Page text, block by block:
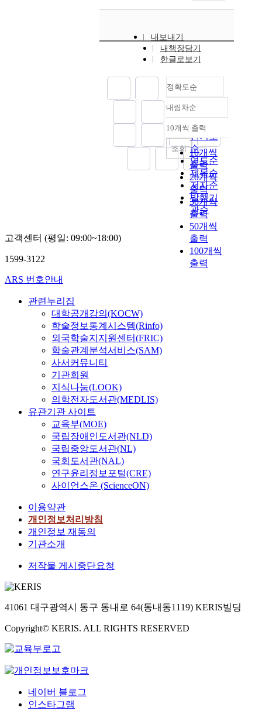
내보내기
내책장담기
한글로보기
정확도순
정확도
순
인기도
순
연도순
제목순
저자순
발행기
관순
내림차순
내림차순
10개씩 출력
10개씩
출력
20개씩
출력
30개씩
출력
50개씩
출력
100개씩
출력
조회
고객센터 (평일: 09:00~18:00)
1599-3122
ARS 번호안내
관련누리집
대학공개강의(KOCW)
학술정보통계시스템(Rinfo)
외국학술지지원센터(FRIC)
학술관계분석서비스(SAM)
사서커뮤니티
기관회원
지식나눔(LOOK)
의학전자도서관(MEDLIS)
유관기관 사이트
교육부(MOE)
국립장애인도서관(NLD)
국립중앙도서관(NL)
국회도서관(NAL)
연구윤리정보포털(CRE)
사이언스온 (ScienceON)
이용약관
개인정보처리방침
개인정보 재동의
기관소개
저작물 게시중단요청
41061 대구광역시 동구 동내로 64(동내동1119) KERIS빌딩
Copyright© KERIS. ALL RIGHTS RESERVED
네이버 블로그
인스타그램